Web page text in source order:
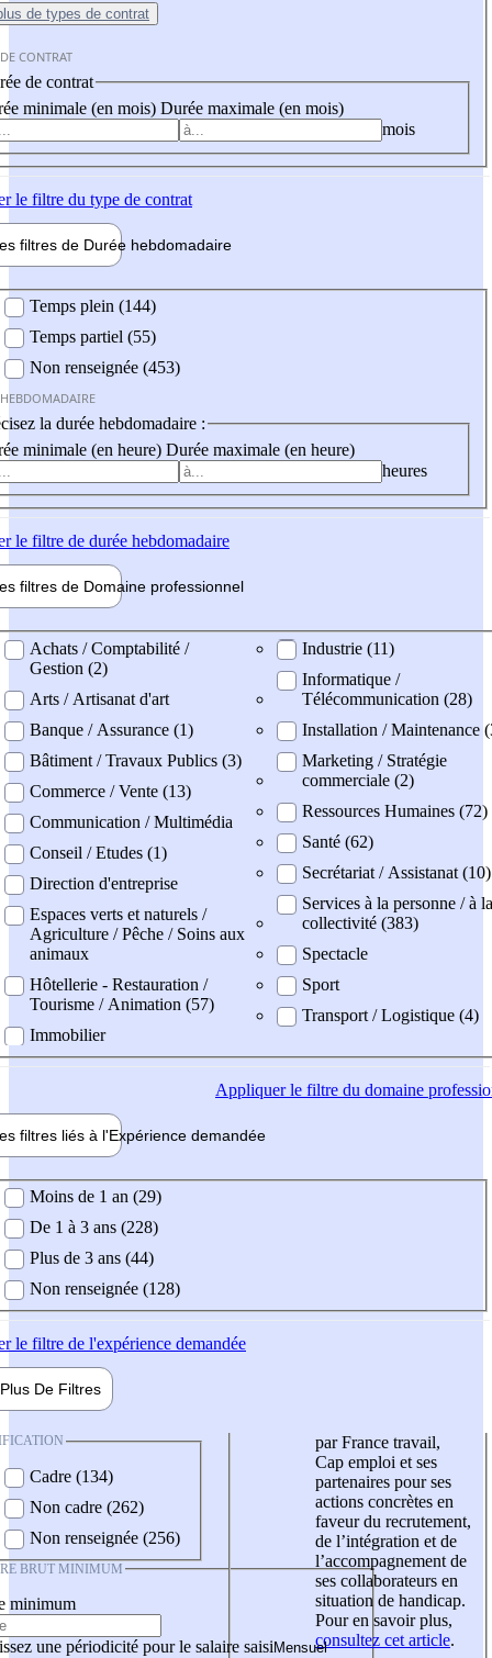
de types de contrat
CONTRAT
de contrat
minimale (en mois) Durée maximale (en mois)
mois
le filtre du type de contrat
filtres de Durée hebdomadaire
Temps plein (144)
Temps partiel (55)
Non renseignée (453)
la durée hebdomadaire :
minimale (en heure) Durée maximale (en heure)
heures
le filtre de durée hebdomadaire
filtres de Domaine professionnel
professionel
Achats / Comptabilité /
Gestion (2)
Arts / Artisanat d'art
Banque / Assurance (1)
Bâtiment / Travaux Publics (3)
Commerce / Vente (13)
Communication / Multimédia
Conseil / Etudes (1)
Direction d'entreprise
Espaces verts et naturels /
Agriculture / Pêche / Soins aux
animaux
Hôtellerie - Restauration /
Tourisme / Animation (57)
Immobilier
Industrie (11)
Informatique /
Télécommunication (28)
Installation / Maintenance
Marketing / Stratégie
commerciale (2)
Ressources Humaines (72)
Santé (62)
Secrétariat / Assistanat (10)
Services à la personne / à la
collectivité (383)
Spectacle
Sport
Transport / Logistique (4)
Appliquerle filtre du domaine
filtres liés à l'Expérience demandée
demandée
Moins de 1 an (29)
De 1 à 3 ans (228)
Plus de 3 ans (44)
Non renseignée (128)
le filtre de l'expérience demandée
Plus De Filtres
Cadre (134)
Non cadre (262)
Non renseignée (256)
BRUT MINIMUM
minimum
une périodicité pour le salaire saisi
par France travail,
Cap emploi et ses
partenaires pour ses
actions concrètes en
faveur du recrutement,
de l’intégration et de
l’accompagnement de
ses collaborateurs en
situation de handicap.
Pour en savoir plus,
consultez cet article.